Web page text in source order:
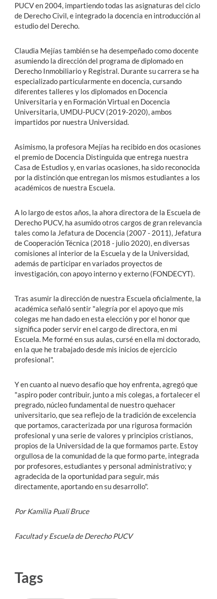
PUCV en 2004, impartiendo todas las asignaturas del ciclo
de Derecho Civil, e integrado la docencia en introducción al
estudio del Derecho.
Claudia Mejías también se ha desempeñado como docente
asumiendo la dirección del programa de diplomado en
Derecho Inmobiliario y Registral. Durante su carrera se ha
especializado particularmente en docencia, cursando
diferentes talleres y los diplomados en Docencia
Universitaria y en Formación Virtual en Docencia
Universitaria, UMDU-PUCV (2019-2020), ambos
impartidos por nuestra Universidad.
Asimismo, la profesora Mejías ha recibido en dos ocasiones
el premio de Docencia Distinguida que entrega nuestra
Casa de Estudios y, en varias ocasiones, ha sido reconocida
por la distinción que entregan los mismos estudiantes a los
académicos de nuestra Escuela.
A lo largo de estos años, la ahora directora de la Escuela de
Derecho PUCV, ha asumido otros cargos de gran relevancia
tales como la Jefatura de Docencia (2007 - 2011), Jefatura
de Cooperación Técnica (2018 - julio 2020), en diversas
comisiones al interior de la Escuela y de la Universidad,
además de participar en variados proyectos de
investigación, con apoyo interno y externo (FONDECYT).
Tras asumir la dirección de nuestra Escuela oficialmente, la
académica señaló sentir "alegría por el apoyo que mis
colegas me han dado en esta elección y por el honor que
significa poder servir en el cargo de directora, en mi
Escuela. Me formé en sus aulas, cursé en ella mi doctorado,
en la que he trabajado desde mis inicios de ejercicio
profesional".
Y en cuanto al nuevo desafío que hoy enfrenta, agregó que
"aspiro poder contribuir, junto a mis colegas, a fortalecer el
pregrado, núcleo fundamental de nuestro quehacer
universitario, que sea reflejo de la tradición de excelencia
que portamos, caracterizada por una rigurosa formación
profesional y una serie de valores y principios cristianos,
propios de la Universidad de la que formamos parte. Estoy
orgullosa de la comunidad de la que formo parte, integrada
por profesores, estudiantes y personal administrativo; y
agradecida de la oportunidad para seguir, más
directamente, aportando en su desarrollo".
Por Kamilia Puali Bruce
Facultad y Escuela de Derecho PUCV
Tags